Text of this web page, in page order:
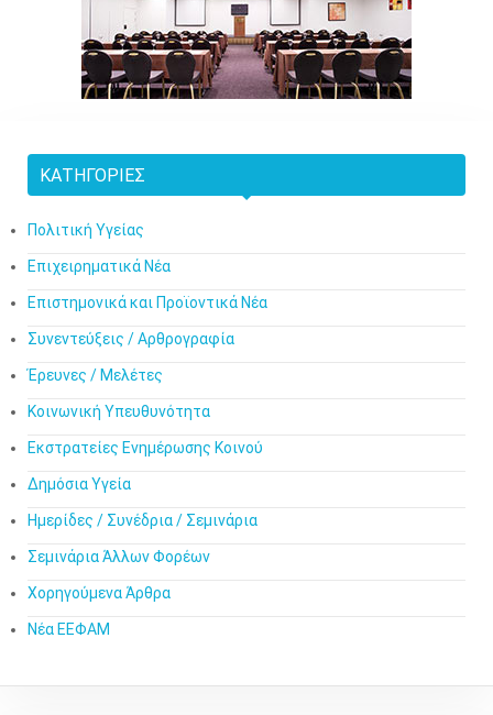
ΚΑΤΗΓΟΡΊΕΣ
Πολιτική Υγείας
Επιχειρηματικά Νέα
Επιστημονικά και Προϊοντικά Νέα
Συνεντεύξεις / Αρθρογραφία
Έρευνες / Μελέτες
Κοινωνική Υπευθυνότητα
Εκστρατείες Ενημέρωσης Κοινού
Δημόσια Υγεία
Ημερίδες / Συνέδρια / Σεμινάρια
Σεμινάρια Άλλων Φορέων
Χορηγούμενα Άρθρα
Νέα ΕΕΦΑΜ